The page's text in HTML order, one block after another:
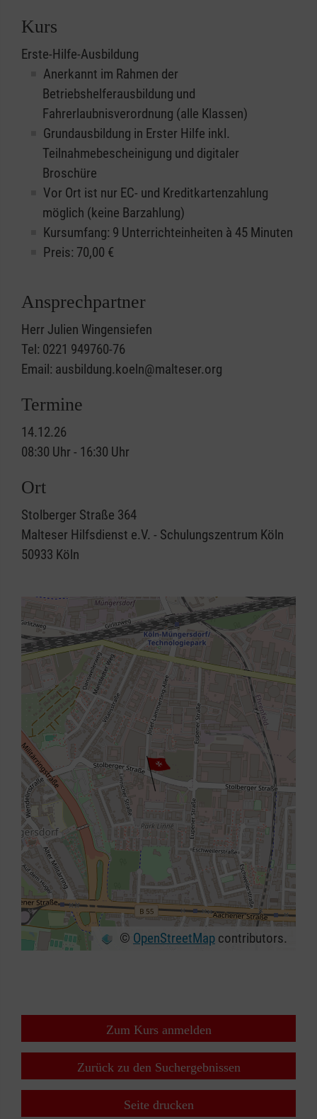
Kurs
Erste-Hilfe-Ausbildung
Anerkannt im Rahmen der
Betriebshelferausbildung und
Fahrerlaubnisverordnung (alle Klassen)
Grundausbildung in Erster Hilfe inkl.
Teilnahmebescheinigung und digitaler
Broschüre
Vor Ort ist nur EC- und Kreditkartenzahlung
möglich (keine Barzahlung)
Kursumfang: 9 Unterrichteinheiten à 45 Minuten
Preis: 70,00 €
Ansprechpartner
Herr Julien Wingensiefen
Tel: 0221 949760-76
Email: ausbildung.koeln@malteser.org
Termine
14.12.26
08:30 Uhr - 16:30 Uhr
Ort
Stolberger Straße 364
Malteser Hilfsdienst e.V. - Schulungszentrum Köln
50933 Köln
© OpenStreetMap contributors.
Zum Kurs anmelden
Zurück zu den Suchergebnissen
Seite drucken